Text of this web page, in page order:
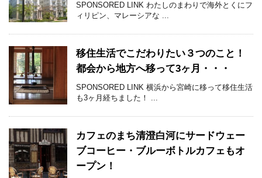
SPONSORED LINK わたしのまわりで海外とくにフ
ィリピン、マレーシアな ...
移住生活でこだわりたい３つのこと！
都会から地方へ移って3ヶ月・・・
SPONSORED LINK 横浜から宮崎に移って移住生活
も3ヶ月経ちました！ ...
カフェのまち清澄白河にサードウェー
ブコーヒー・ブルーボトルカフェもオ
ープン！